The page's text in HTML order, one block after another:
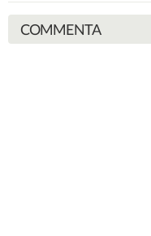
COMMENTA